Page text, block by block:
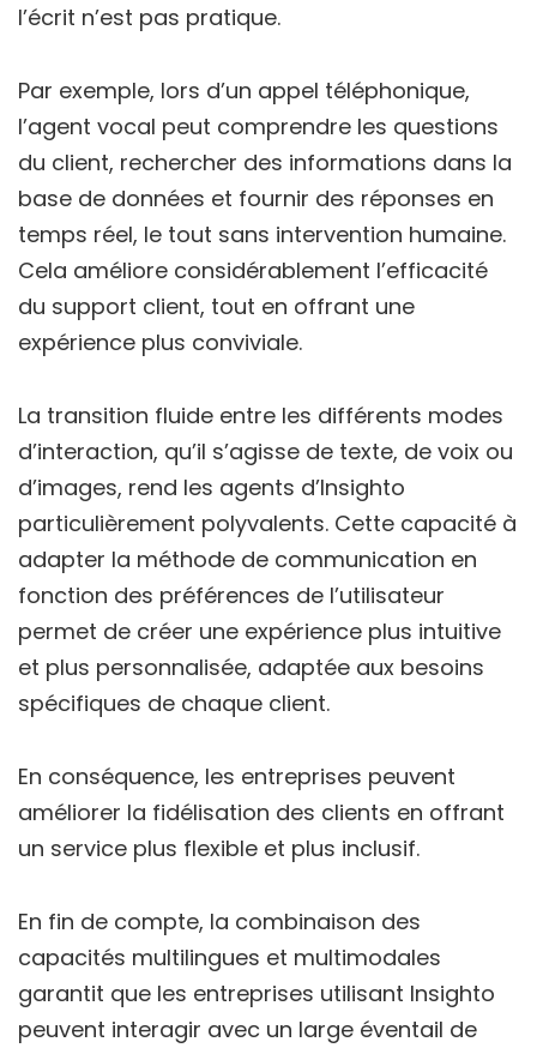
l’écrit n’est pas pratique.
Par exemple, lors d’un appel téléphonique,
l’agent vocal peut comprendre les questions
du client, rechercher des informations dans la
base de données et fournir des réponses en
temps réel, le tout sans intervention humaine.
Cela améliore considérablement l’efficacité
du support client, tout en offrant une
expérience plus conviviale.
La transition fluide entre les différents modes
d’interaction, qu’il s’agisse de texte, de voix ou
d’images, rend les agents d’Insighto
particulièrement polyvalents. Cette capacité à
adapter la méthode de communication en
fonction des préférences de l’utilisateur
permet de créer une expérience plus intuitive
et plus personnalisée, adaptée aux besoins
spécifiques de chaque client.
En conséquence, les entreprises peuvent
améliorer la fidélisation des clients en offrant
un service plus flexible et plus inclusif.
En fin de compte, la combinaison des
capacités multilingues et multimodales
garantit que les entreprises utilisant Insighto
peuvent interagir avec un large éventail de